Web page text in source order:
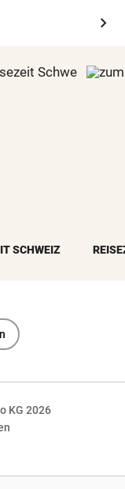
chevron_right
SCHWEIZ
KG 2026